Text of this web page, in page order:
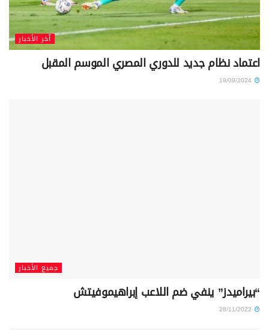
آخر الأخبار
اعتماد نظام جديد للدوري المصري الموسم المقبل
جميع الأخبار
“بيراميدز” ينفي ضم اللاعب إبراهيموفيتش